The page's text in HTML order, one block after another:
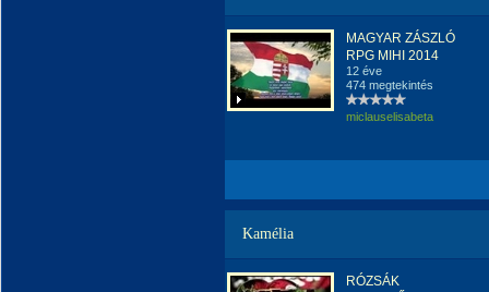
MAGYAR ZÁSZLÓ
RPG MIHI 2014
12 éve
474 megtekintés
miclauselisabeta
Kamélia
RÓZSÁK